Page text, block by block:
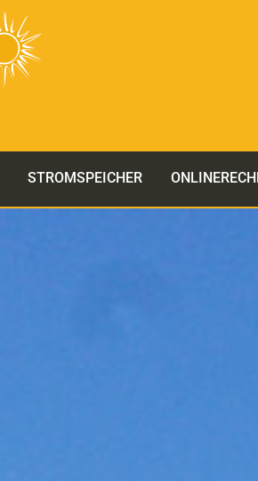
STROMSPEICHER